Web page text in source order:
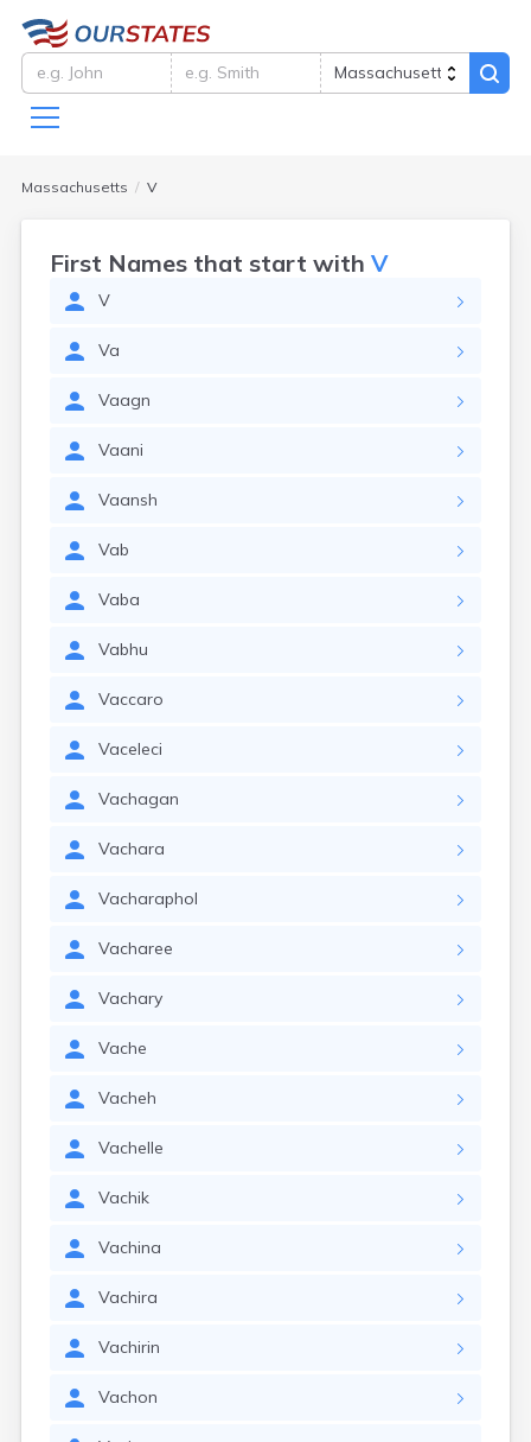
Massachusetts V
First Names that start with V
V
Va
Vaagn
Vaani
Vaansh
Vab
Vaba
Vabhu
Vaccaro
Vaceleci
Vachagan
Vachara
Vacharaphol
Vacharee
Vachary
Vache
Vacheh
Vachelle
Vachik
Vachina
Vachira
Vachirin
Vachon